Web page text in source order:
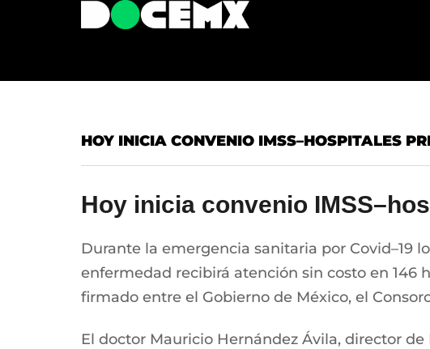
HOY INICIA CONVENIO IMSS–HOSPITALES
Hoy inicia convenio
Durante la emergencia sanitaria por Covid–19
enfermedad recibirá atención sin costo en 146
firmado entre el Gobierno de México, el
El doctor Mauricio Hernández Ávila, director